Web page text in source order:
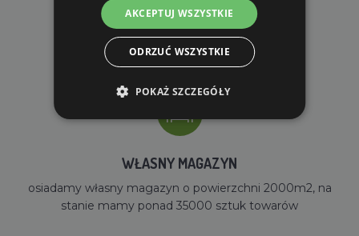
DARMOWA WYSYŁKA
dla zamówień od 690 zł z VAT
WŁASNY MAGAZYN
osiadamy własny magazyn o powierzchni 2000m2, na
stanie mamy ponad 35000 sztuk towarów
AKCEPTUJ WSZYSTKIE
ODRZUĆ WSZYSTKIE
POKAŻ SZCZEGÓŁY